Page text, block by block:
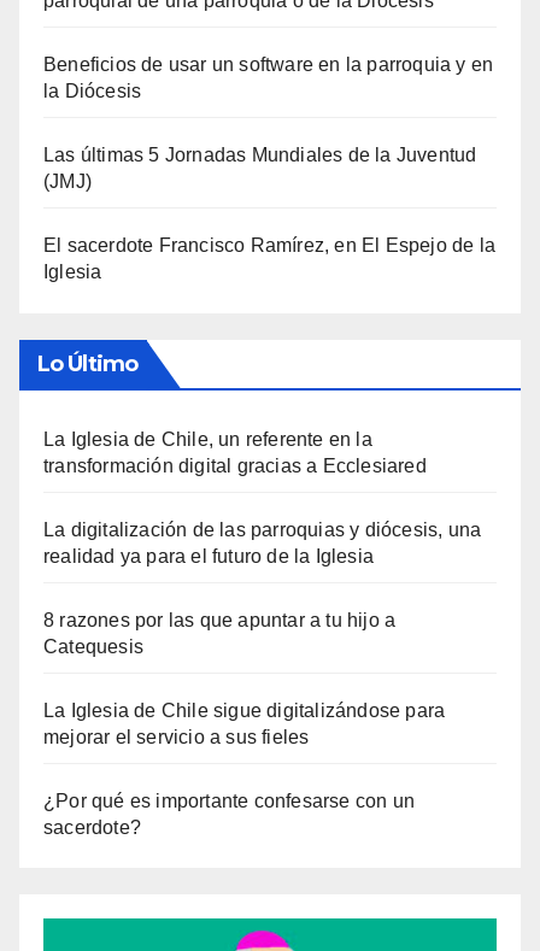
Beneficios de usar un software en la parroquia y en
la Diócesis
Las últimas 5 Jornadas Mundiales de la Juventud
(JMJ)
El sacerdote Francisco Ramírez, en El Espejo de la
Iglesia
Lo Último
La Iglesia de Chile, un referente en la
transformación digital gracias a Ecclesiared
La digitalización de las parroquias y diócesis, una
realidad ya para el futuro de la Iglesia
8 razones por las que apuntar a tu hijo a
Catequesis
La Iglesia de Chile sigue digitalizándose para
mejorar el servicio a sus fieles
¿Por qué es importante confesarse con un
sacerdote?